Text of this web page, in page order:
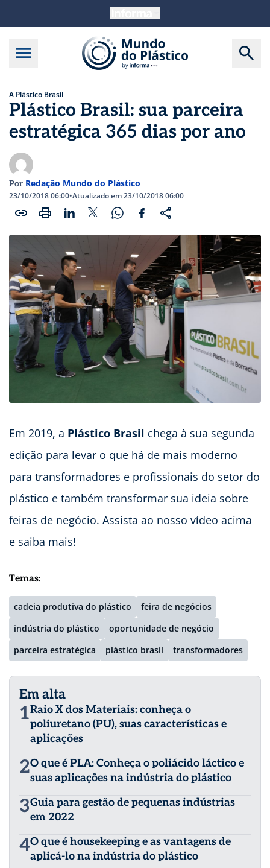
A Plástico Brasil
Plástico Brasil: sua parceira
estratégica 365 dias por ano
Por Redação Mundo do Plástico
23/10/2018 06:00•Atualizado em 23/10/2018 06:00
Em 2019, a Plástico Brasil chega à sua segunda
edição para levar o que há de mais moderno
para transformadores e profissionais do setor do
plástico e também transformar sua ideia sobre
feiras de negócio. Assista ao nosso vídeo acima
e saiba mais!
Temas:
cadeia produtiva do plástico
feira de negócios
indústria do plástico
oportunidade de negócio
parceira estratégica
plástico brasil transformadores
Em alta
1Raio X dos Materiais: conheça o
poliuretano (PU), suas características e
aplicações
2O que é PLA: Conheça o poliácido láctico e
suas aplicações na indústria do plástico
3Guia para gestão de pequenas indústrias
em 2022
4O que é housekeeping e as vantagens de
aplicá-lo na indústria do plástico